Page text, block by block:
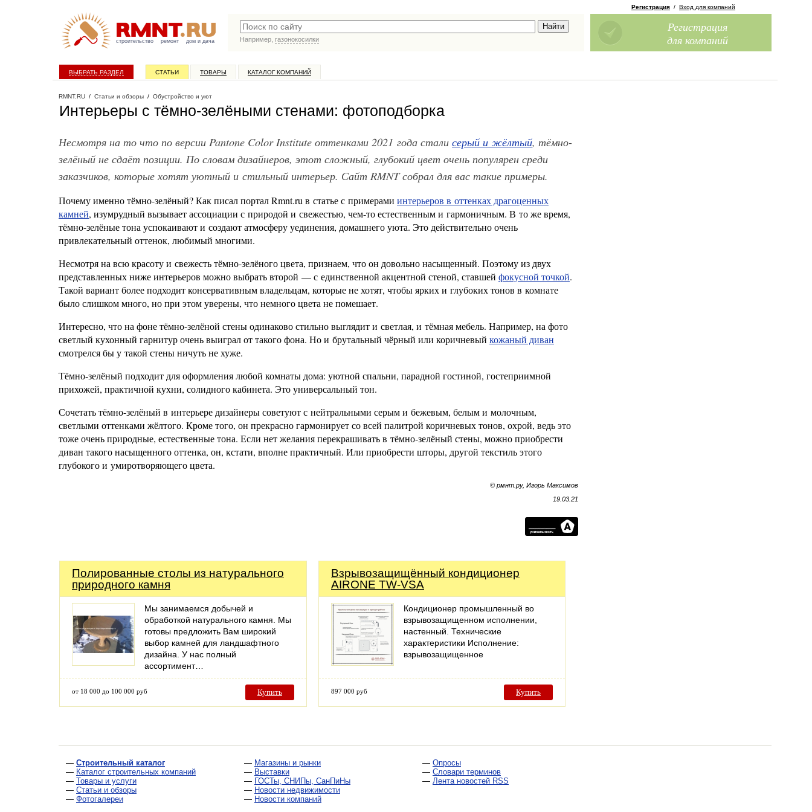
строительство ремонт дом и дача Например, газонокосилки
Регистрация / Вход для компаний
Регистрация
для компаний
ВЫБРАТЬ РАЗДЕЛ СТАТЬИ ТОВАРЫ КАТАЛОГ КОМПАНИЙ
RMNT.RU / Статьи и обзоры / Обустройство и уют
Интерьеры с тёмно-зелёными стенами: фотоподборка
Несмотря на то что по версии Pantone Color Institute оттенками 2021 года стали серый и жёлтый, тёмно-
зелёный не сдаёт позиции. По словам дизайнеров, этот сложный, глубокий цвет очень популярен среди
заказчиков, которые хотят уютный и стильный интерьер. Сайт RMNT собрал для вас такие примеры.
Почему именно тёмно-зелёный? Как писал портал Rmnt.ru в статье с примерами интерьеров в оттенках драгоценных
камней, изумрудный вызывает ассоциации с природой и свежестью, чем-то естественным и гармоничным. В то же время,
тёмно-зелёные тона успокаивают и создают атмосферу уединения, домашнего уюта. Это действительно очень
привлекательный оттенок, любимый многими.
Несмотря на всю красоту и свежесть тёмно-зелёного цвета, признаем, что он довольно насыщенный. Поэтому из двух
представленных ниже интерьеров можно выбрать второй — с единственной акцентной стеной, ставшей фокусной точкой.
Такой вариант более подходит консервативным владельцам, которые не хотят, чтобы ярких и глубоких тонов в комнате
было слишком много, но при этом уверены, что немного цвета не помешает.
Интересно, что на фоне тёмно-зелёной стены одинаково стильно выглядит и светлая, и тёмная мебель. Например, на фото
светлый кухонный гарнитур очень выиграл от такого фона. Но и брутальный чёрный или коричневый кожаный диван
смотрелся бы у такой стены ничуть не хуже.
Тёмно-зелёный подходит для оформления любой комнаты дома: уютной спальни, парадной гостиной, гостеприимной
прихожей, практичной кухни, солидного кабинета. Это универсальный тон.
Сочетать тёмно-зелёный в интерьере дизайнеры советуют с нейтральными серым и бежевым, белым и молочным,
светлыми оттенками жёлтого. Кроме того, он прекрасно гармонирует со всей палитрой коричневых тонов, охрой, ведь это
тоже очень природные, естественные тона. Если нет желания перекрашивать в тёмно-зелёный стены, можно приобрести
диван такого насыщенного оттенка, он, кстати, вполне практичный. Или приобрести шторы, другой текстиль этого
глубокого и умиротворяющего цвета.
© рмнт.ру, Игорь Максимов
19.03.21
Полированные столы из натурального
природного камня
Мы занимаемся добычей и
обработкой натурального камня. Мы
готовы предложить Вам широкий
выбор камней для ландшафтного
дизайна. У нас полный
ассортимент…
от 18 000 до 100 000 руб Купить
Взрывозащищённый кондиционер
AIRONE TW-VSA
Кондиционер промышленный во
взрывозащищенном исполнении,
настенный. Технические
характеристики Исполнение:
взрывозащищенное
897 000 руб Купить
— Строительный каталог
— Каталог строительных компаний
— Товары и услуги
— Статьи и обзоры
— Фотогалереи
— Магазины и рынки
— Выставки
— ГОСТы, СНИПы, СанПиНы
— Новости недвижимости
— Новости компаний
— Опросы
— Словари терминов
— Лента новостей RSS